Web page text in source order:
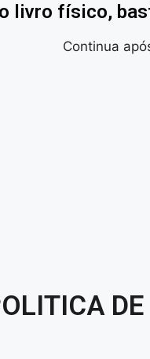
livro físico,
Continua